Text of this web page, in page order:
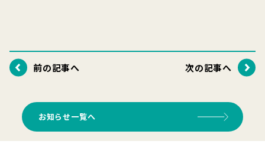
前の記事へ 次の記事へ
お知らせ一覧へ